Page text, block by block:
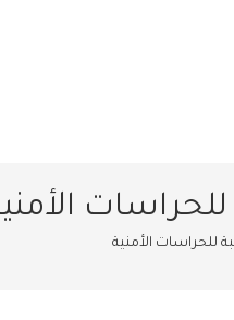
للحراسات الأمنية